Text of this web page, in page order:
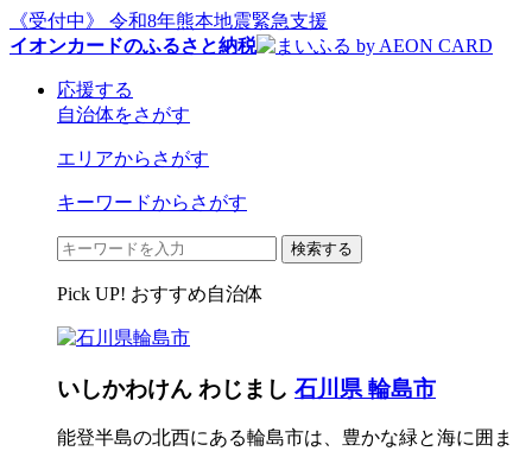
《受付中》 令和8年熊本地震緊急支援
イオンカードのふるさと納税
応援する
自治体をさがす
エリアからさがす
キーワードからさがす
検索する
Pick UP! おすすめ自治体
いしかわけん わじまし 石川県 輪島市
能登半島の北西にある輪島市は、豊かな緑と海に囲ま